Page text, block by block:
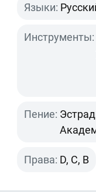
Языки:
Инструменты:
Пение:
Права: D, C, B